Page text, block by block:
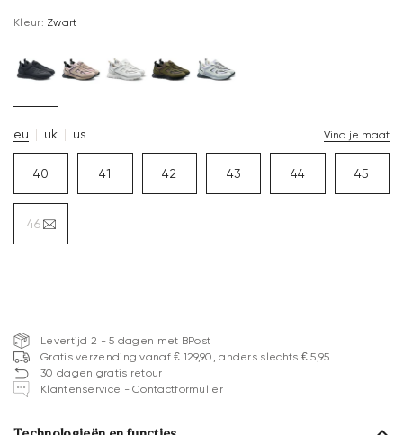
Kleur: Zwart
eu uk us Vind je maat
40 41 42 43 44 45
46
Levertijd 2 - 5 dagen met BPost
Gratis verzending vanaf € 129,90, anders slechts € 5,95
30 dagen gratis retour
Klantenservice - Contactformulier